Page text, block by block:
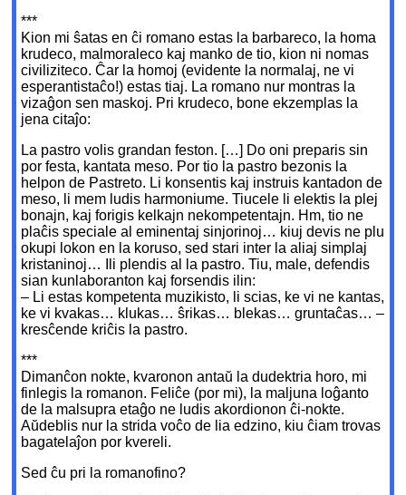
***
Kion mi ŝatas en ĉi romano estas la barbareco, la homa
krudeco, malmoraleco kaj manko de tio, kion ni nomas
civiliziteco. Ĉar la homoj (evidente la normalaj, ne vi
esperantistaĉo!) estas tiaj. La romano nur montras la
vizaĝon sen maskoj. Pri krudeco, bone ekzemplas la
jena citaĵo:
La pastro volis grandan feston. […] Do oni preparis sin
por festa, kantata meso. Por tio la pastro bezonis la
helpon de Pastreto. Li konsentis kaj instruis kantadon de
meso, li mem ludis harmoniume. Tiucele li elektis la plej
bonajn, kaj forigis kelkajn nekompetentajn. Hm, tio ne
plaĉis speciale al eminentaj sinjorinoj… kiuj devis ne plu
okupi lokon en la koruso, sed stari inter la aliaj simplaj
kristaninoj… Ili plendis al la pastro. Tiu, male, defendis
sian kunlaboranton kaj forsendis ilin:
– Li estas kompetenta muzikisto, li scias, ke vi ne kantas,
ke vi kvakas… klukas… ŝrikas… blekas… gruntaĉas… –
kresĉende kriĉis la pastro.
***
Dimanĉon nokte, kvaronon antaŭ la dudektria horo, mi
finlegis la romanon. Feliĉe (por mi), la maljuna loĝanto
de la malsupra etaĝo ne ludis akordionon ĉi-nokte.
Aŭdeblis nur la strida voĉo de lia edzino, kiu ĉiam trovas
bagatelaĵon por kvereli.
Sed ĉu pri la romanofino?